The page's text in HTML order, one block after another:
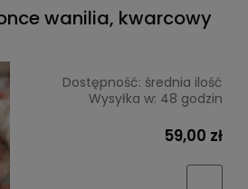
wanilia, kwarcowy
Dostępność: średnia ilość
Wysyłka w: 48 godzin
59,00 zł